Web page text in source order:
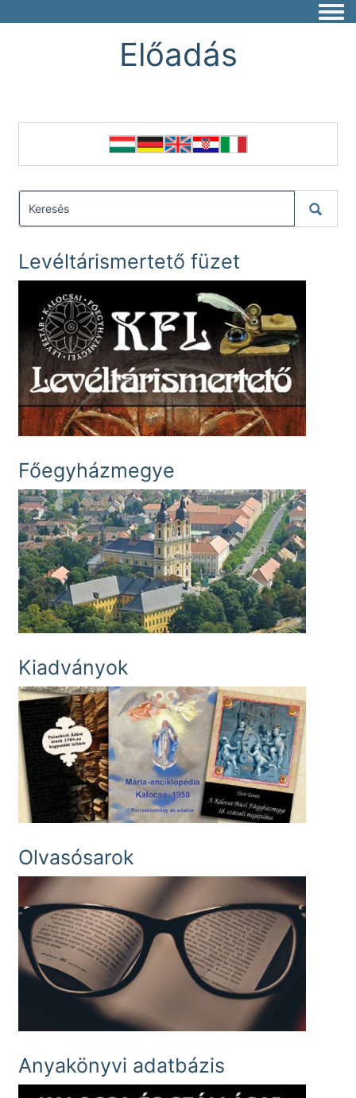
Előadás
Levéltárismertető füzet
Főegyházmegye
Kiadványok
Olvasósarok
Anyakönyvi adatbázis